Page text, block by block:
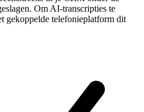
Om AI-transcripties te
gekoppelde telefonieplatform dit